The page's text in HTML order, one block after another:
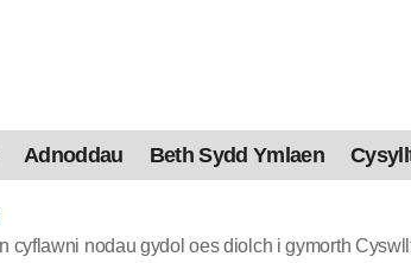
Adnoddau Beth Sydd Ymlaen
nodau gydol oes diolch i gymorth